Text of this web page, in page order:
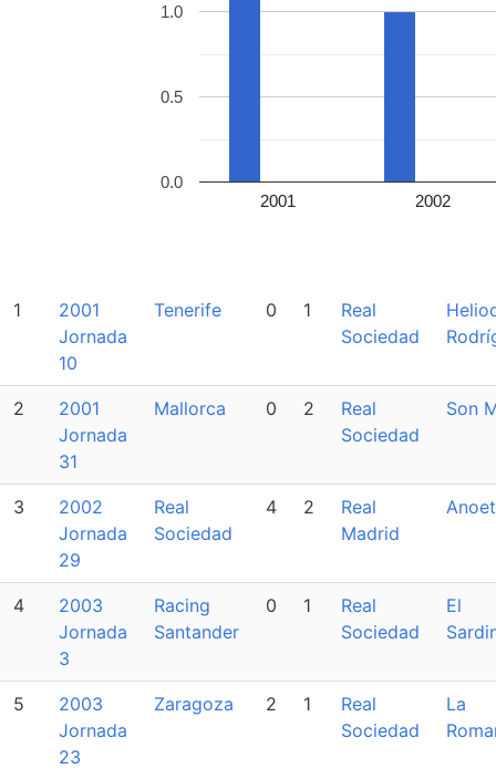
2001 2002
0.0
0.5
1.0
1
2001
Jornada
10
Tenerife 0 1
Real
Sociedad
2
2001
Jornada
31
Mallorca 0 2
Real
Sociedad
Son
3
2002
Jornada
29
Real
Sociedad
4 2
Real
Madrid
4
2003
Jornada
3
Racing
Santander
0 1
Real
Sociedad
El
5
2003
Jornada
23
Zaragoza 2 1
Real
Sociedad
La